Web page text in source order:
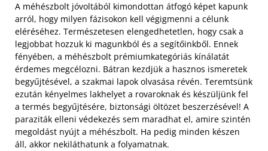
A méhészbolt jóvoltából kimondottan átfogó képet kapunk
arról, hogy milyen fázisokon kell végigmenni a célunk
eléréséhez. Természetesen elengedhetetlen, hogy csak a
legjobbat hozzuk ki magunkból és a segítőinkből. Ennek
fényében, a méhészbolt prémiumkategóriás kínálatát
érdemes megcélozni. Bátran kezdjük a hasznos ismeretek
begyűjtésével, a szakmai lapok olvasása révén. Teremtsünk
ezután kényelmes lakhelyet a rovaroknak és készüljünk fel
a termés begyűjtésére, biztonsági öltözet beszerzésével! A
paraziták elleni védekezés sem maradhat el, amire szintén
megoldást nyújt a méhészbolt. Ha pedig minden készen
áll, akkor nekiláthatunk a folyamatnak.